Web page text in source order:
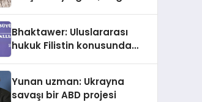
Sindirildiğini Ortaya Koydu
Bhaktawer: Uluslararası
hukuk Filistin konusunda
Yunan uzman: Ukrayna
savaşı bir ABD projesi